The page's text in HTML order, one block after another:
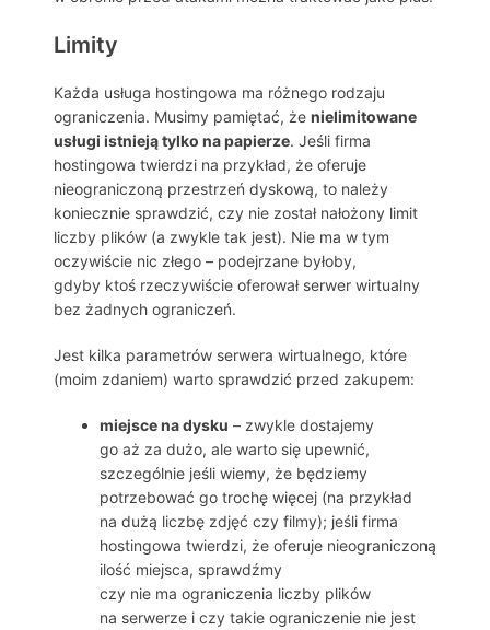
Limity
Każda usługa hostingowa ma różnego rodzaju
ograniczenia. Musimy pamiętać, że nielimitowane
usługi istnieją tylko na papierze. Jeśli firma
hostingowa twierdzi na przykład, że oferuje
nieograniczoną przestrzeń dyskową, to należy
koniecznie sprawdzić, czy nie został nałożony limit
liczby plików (a zwykle tak jest). Nie ma w tym
oczywiście nic złego – podejrzane byłoby,
gdyby ktoś rzeczywiście oferował serwer wirtualny
bez żadnych ograniczeń.
Jest kilka parametrów serwera wirtualnego, które
(moim zdaniem) warto sprawdzić przed zakupem:
miejsce na dysku – zwykle dostajemy
go aż za dużo, ale warto się upewnić,
szczególnie jeśli wiemy, że będziemy
potrzebować go trochę więcej (na przykład
na dużą liczbę zdjęć czy filmy); jeśli firma
hostingowa twierdzi, że oferuje nieograniczoną
ilość miejsca, sprawdźmy
czy nie ma ograniczenia liczby plików
na serwerze i czy takie ograniczenie nie jest